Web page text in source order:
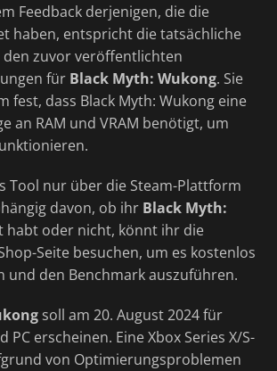
Feedback derjenigen, die die
haben, entspricht die tatsächliche
den zuvor veröffentlichten
für Black Myth: Wukong. Sie
fest, dass Black Myth: Wukong eine
an RAM und VRAM benötigt, um
Tool nur über die Steam-Plattform
davon, ob ihr Black Myth:
habt oder nicht, könnt ihr die
Seite besuchen, um es kostenlos
und den Benchmark auszuführen.
soll am 20. August 2024 für
PC erscheinen. Eine Xbox Series X/S-
von Optimierungsproblemen